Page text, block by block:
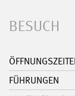
BESUCH
FÜHRUNGEN